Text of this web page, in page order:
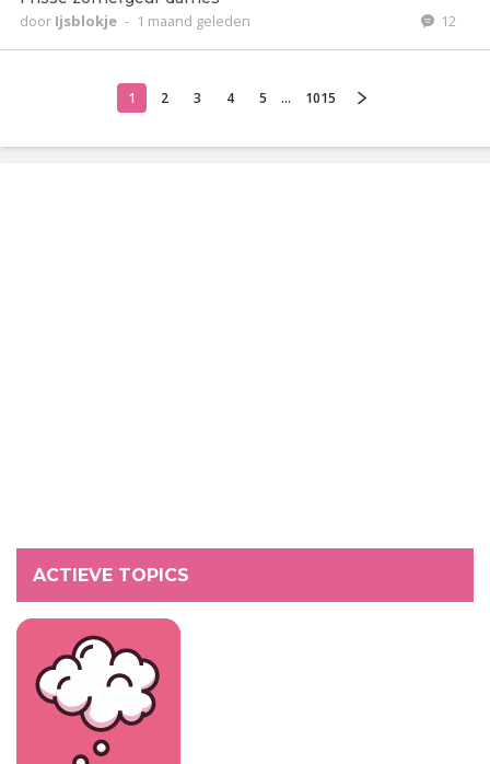
door Ijsblokje - 1 maand geleden 12
1 2 3 4 5 ... 1015
ACTIEVE TOPICS